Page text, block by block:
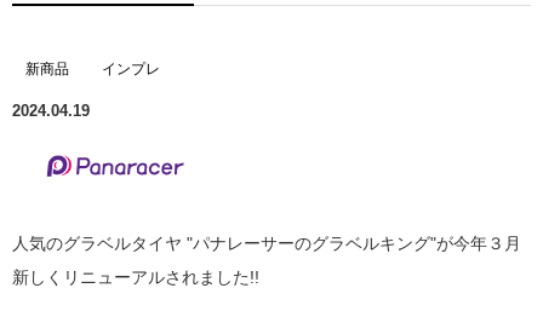
新商品 インプレ
2024.04.19
人気のグラベルタイヤ "パナレーサーのグラベルキング"が今年３月
新しくリニューアルされました!!